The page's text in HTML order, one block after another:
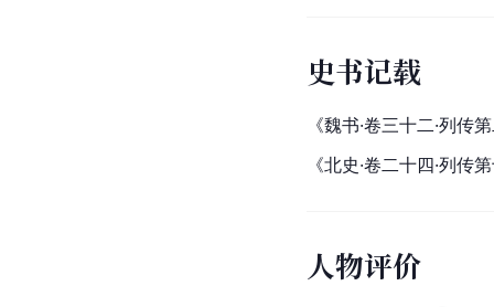
史书记载
《魏书·卷三十二·列传
《北史·卷二十四·列传
人物评价